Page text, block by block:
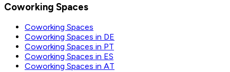
Coworking Spaces
Coworking Spaces
Coworking Spaces in DE
Coworking Spaces in PT
Coworking Spaces in ES
Coworking Spaces in AT